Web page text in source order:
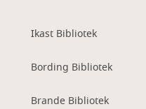
Ikast Bibliotek
Bording Bibliotek
Brande Bibliotek